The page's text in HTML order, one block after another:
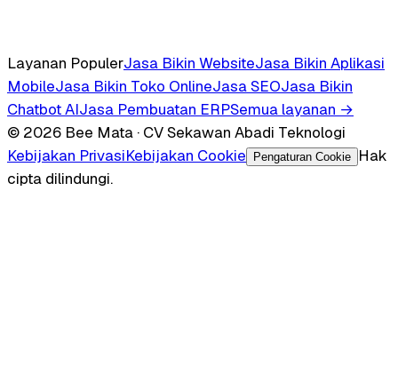
Layanan PopulerJasa Bikin WebsiteJasa Bikin Aplikasi
MobileJasa Bikin Toko OnlineJasa SEOJasa Bikin
Chatbot AIJasa Pembuatan ERPSemua layanan →
© 2026 Bee Mata · CV Sekawan Abadi Teknologi
Kebijakan PrivasiKebijakan Cookie Pengaturan Cookie
Hak
cipta dilindungi.